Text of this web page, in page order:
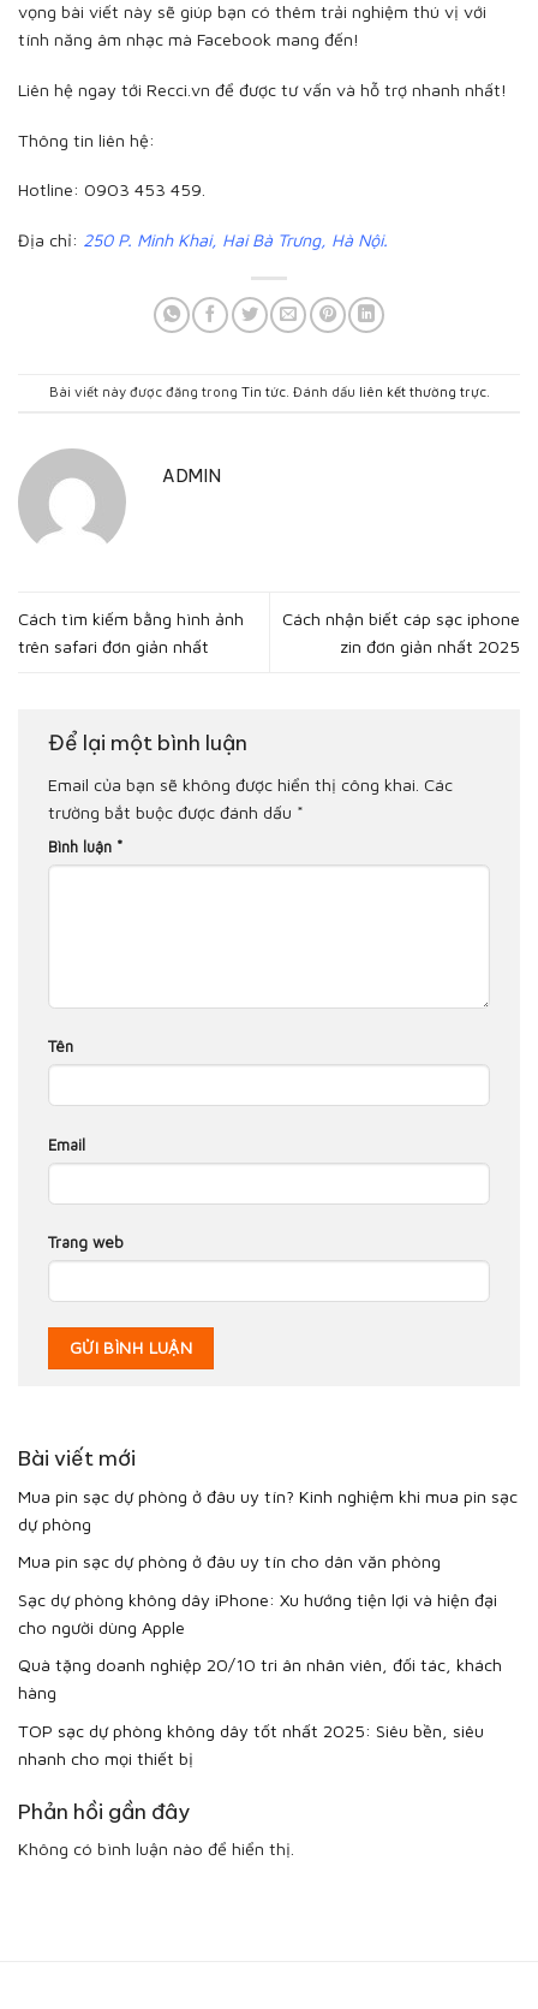
vọng bài viết này sẽ giúp bạn có thêm trải nghiệm thú vị với
tính năng âm nhạc mà Facebook mang đến!
Liên hệ ngay tới Recci.vn để được tư vấn và hỗ trợ nhanh nhất!
Thông tin liên hệ:
Hotline: 0903 453 459.
Địa chỉ: 250 P. Minh Khai, Hai Bà Trưng, Hà Nội.
Bài viết này được đăng trong Tin tức. Đánh dấu liên kết thường trực.
ADMIN
Cách tìm kiếm bằng hình ảnh
trên safari đơn giản nhất
Cách nhận biết cáp sạc iphone
zin đơn giản nhất 2025
Để lại một bình luận
Email của bạn sẽ không được hiển thị công khai. Các
trường bắt buộc được đánh dấu *
Bình luận *
Tên
Email
Trang web
Bài viết mới
Mua pin sạc dự phòng ở đâu uy tín? Kinh nghiệm khi mua pin sạc
dự phòng
Mua pin sạc dự phòng ở đâu uy tín cho dân văn phòng
Sạc dự phòng không dây iPhone: Xu hướng tiện lợi và hiện đại
cho người dùng Apple
Quà tặng doanh nghiệp 20/10 tri ân nhân viên, đối tác, khách
hàng
TOP sạc dự phòng không dây tốt nhất 2025: Siêu bền, siêu
nhanh cho mọi thiết bị
Phản hồi gần đây
Không có bình luận nào để hiển thị.